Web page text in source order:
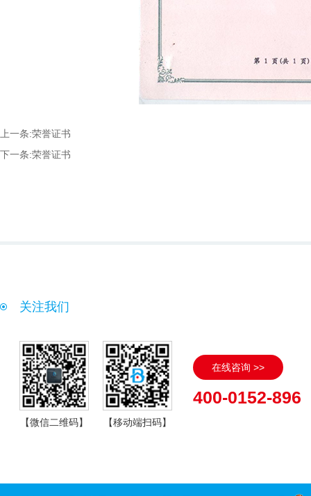
上一条:荣誉证书
下一条:荣誉证书
关注我们
【微信二维码】 【移动端扫码】
在线咨询 >>
400-0152-896